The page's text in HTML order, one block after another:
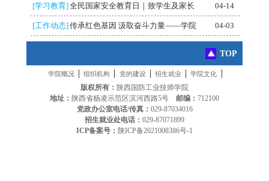
[学习教育]全民国家安全教育日｜致学生及家长 04-14
[工作动态]传承红色基因 汲取奋斗力量——学院 04-03
TOP
学院概况 | 组织机构 | 党的建设 | 招生就业 | 学院文化 |
版权所有： 陕西国防工业技师学院
地址： 陕西省杨凌示范区滨河西路5号 邮编： 712100
党政办公室电话/传真： 029-87034016
招生就业处电话： 029-87071899
ICP备案号： 陕ICP备2021008386号-1